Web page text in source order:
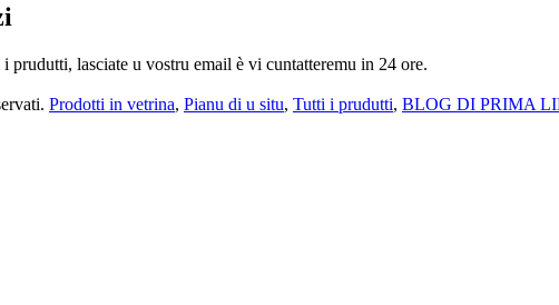
prudutti, lasciate u vostru email è vi cuntatteremu in 24 ore.
Prodotti in vetrina, Pianu di u situ, Tutti i prudutti, BLOG DI PRIMA